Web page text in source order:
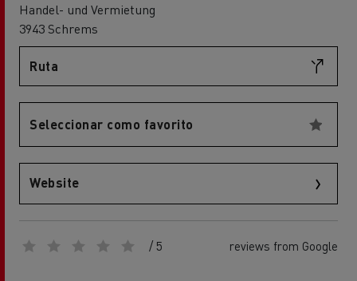
Handel- und Vermietung
3943 Schrems
Ruta
Seleccionar como favorito
Website
/ 5 reviews from Google